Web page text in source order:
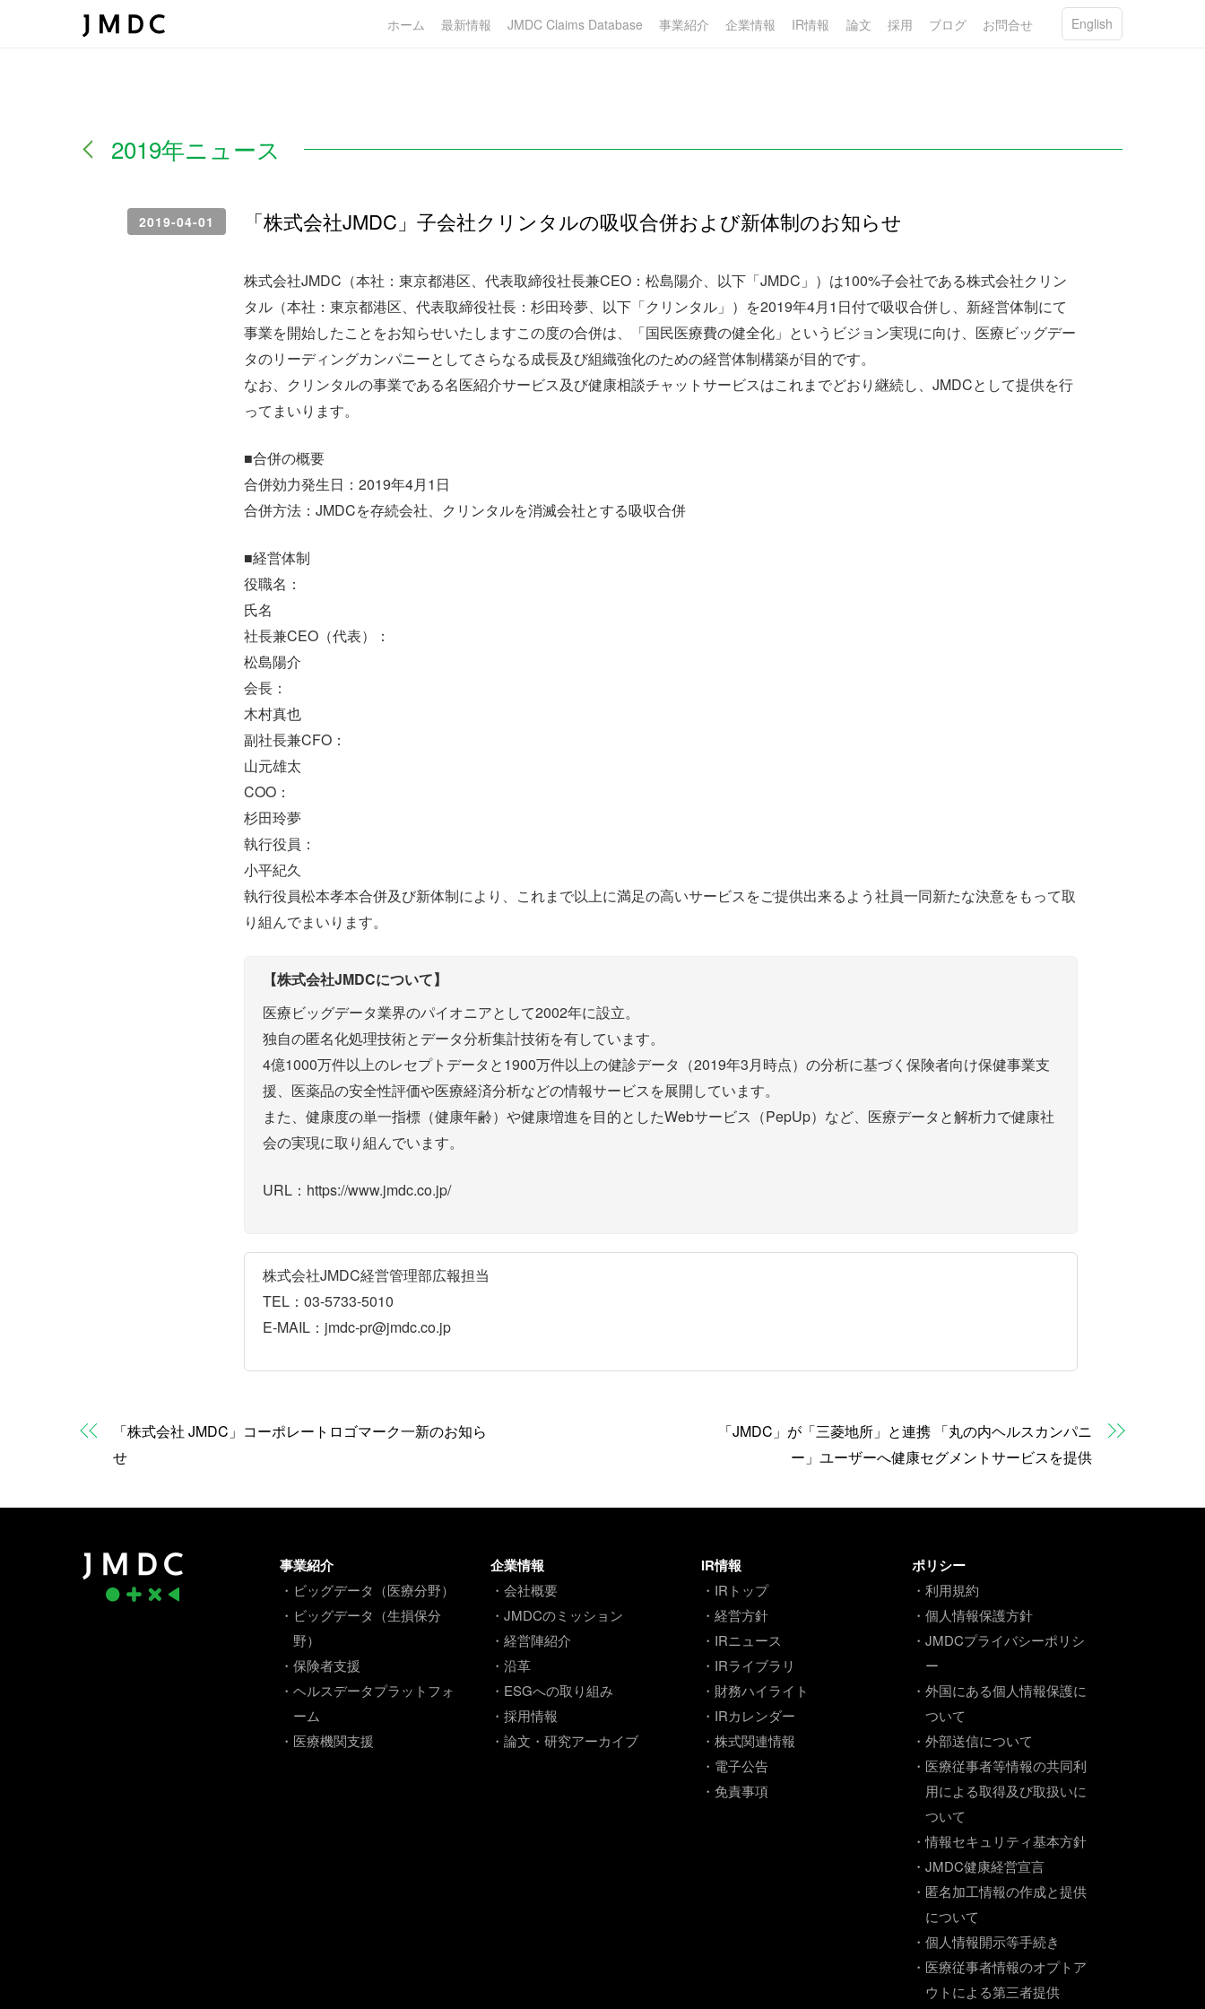
ホーム 最新情報 JMDC Claims Database 事業紹介 企業情報 IR情報 論文 採用 ブログ お問合せ English
2019年ニュース
2019-04-01 「株式会社JMDC」子会社クリンタルの吸収合併および新体制のお知らせ
株式会社JMDC（本社：東京都港区、代表取締役社長兼CEO：松島陽介、以下「JMDC」）は100%子会社である株式会社クリン
タル（本社：東京都港区、代表取締役社長：杉田玲夢、以下「クリンタル」）を2019年4月1日付で吸収合併し、新経営体制にて
事業を開始したことをお知らせいたしますこの度の合併は、「国民医療費の健全化」というビジョン実現に向け、医療ビッグデー
タのリーディングカンパニーとしてさらなる成長及び組織強化のための経営体制構築が目的です。
なお、クリンタルの事業である名医紹介サービス及び健康相談チャットサービスはこれまでどおり継続し、JMDCとして提供を行
ってまいります。
■合併の概要
合併効力発生日：2019年4月1日
合併方法：JMDCを存続会社、クリンタルを消滅会社とする吸収合併
■経営体制
役職名：
氏名
社長兼CEO（代表）：
松島陽介
会長：
木村真也
副社長兼CFO：
山元雄太
COO：
杉田玲夢
執行役員：
小平紀久
執行役員松本孝本合併及び新体制により、これまで以上に満足の高いサービスをご提供出来るよう社員一同新たな決意をもって取
り組んでまいります。
【株式会社JMDCについて】
医療ビッグデータ業界のパイオニアとして2002年に設立。
独自の匿名化処理技術とデータ分析集計技術を有しています。
4億1000万件以上のレセプトデータと1900万件以上の健診データ（2019年3月時点）の分析に基づく保険者向け保健事業支
援、医薬品の安全性評価や医療経済分析などの情報サービスを展開しています。
また、健康度の単一指標（健康年齢）や健康増進を目的としたWebサービス（PepUp）など、医療データと解析力で健康社
会の実現に取り組んでいます。
URL：https://www.jmdc.co.jp/
株式会社JMDC経営管理部広報担当
TEL：03-5733-5010
E-MAIL：jmdc-pr@jmdc.co.jp
「株式会社 JMDC」コーポレートロゴマーク一新のお知ら
せ
「JMDC」が「三菱地所」と連携 「丸の内ヘルスカンパニ
ー」ユーザーへ健康セグメントサービスを提供
事業紹介
・ビッグデータ（医療分野）
・ビッグデータ（生損保分
野）
・保険者支援
・ヘルスデータプラットフォ
ーム
・医療機関支援
企業情報
・会社概要
・JMDCのミッション
・経営陣紹介
・沿革
・ESGへの取り組み
・採用情報
・論文・研究アーカイブ
IR情報
・IRトップ
・経営方針
・IRニュース
・IRライブラリ
・財務ハイライト
・IRカレンダー
・株式関連情報
・電子公告
・免責事項
ポリシー
・利用規約
・個人情報保護方針
・JMDCプライバシーポリシ
ー
・外国にある個人情報保護に
ついて
・外部送信について
・医療従事者等情報の共同利
用による取得及び取扱いに
ついて
・情報セキュリティ基本方針
・JMDC健康経営宣言
・匿名加工情報の作成と提供
について
・個人情報開示等手続き
・医療従事者情報のオプトア
ウトによる第三者提供